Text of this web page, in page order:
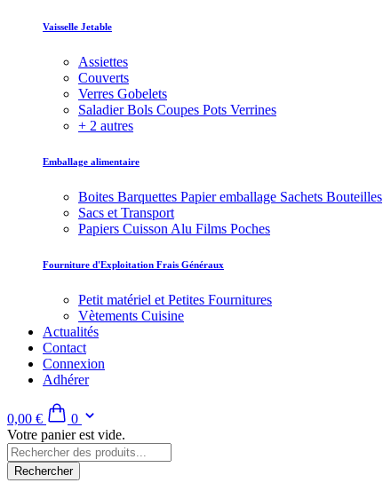
Vaisselle Jetable
Assiettes
Couverts
Verres Gobelets
Saladier Bols Coupes Pots Verrines
+ 2 autres
Emballage alimentaire
Boites Barquettes Papier emballage Sachets Bouteilles
Sacs et Transport
Papiers Cuisson Alu Films Poches
Fourniture d'Exploitation Frais Généraux
Petit matériel et Petites Fournitures
Vètements Cuisine
Actualités
Contact
Connexion
Adhérer
0,00 €
0
Votre panier est vide.
Rechercher